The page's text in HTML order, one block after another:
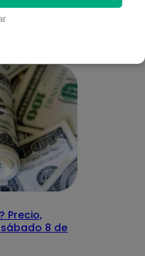
Precio,
8 de